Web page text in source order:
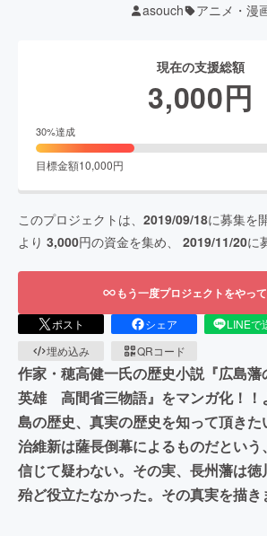
asouch アニメ・漫
現在の支援総額
3,000円
30%達成
目標金額10,000円
このプロジェクトは、 2019/09/18に募集を
より 3,000円の資金を集め、 2019/11/20に
もう一度プロジェクトをやっ
ポスト シェア LINEで
埋め込み
QRコード
作家・穂高健一氏の歴史小説『広島
英雄 高間省三物語』をマンガ化！！
島の歴史、真実の歴史を知って頂き
治維新は薩長倒幕によるものだとい
信じて疑わない。その実、長州藩は
殆ど役立たなかった。その真実を描き